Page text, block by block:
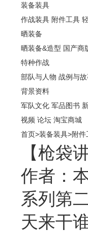
装备装具
作战装具 附件工具
晒装备
晒装备&造型 国产商
特种作战
部队与人物 战例与
背景资料
军队文化 军品图书
视频 论坛 淘宝商城
首页>装备装具>附件
【枪袋
作者：
系列第
天来干